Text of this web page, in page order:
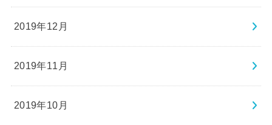
2019年12月
2019年11月
2019年10月